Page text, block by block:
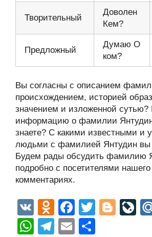
Творительный
Доволен
Кем?
Предложный
Думаю О
ком?
Вы согласны с описанием
происхождением, историей
значением и изложенной сутью?
информацию о фамилии
знаете? С какими известными и
людьми с фамилией Янтудин вы
Будем рады обсудить фамилию
подробно с посетителями
комментариях.
V
K
O
d
F
a
T
Bl Li
W T
E